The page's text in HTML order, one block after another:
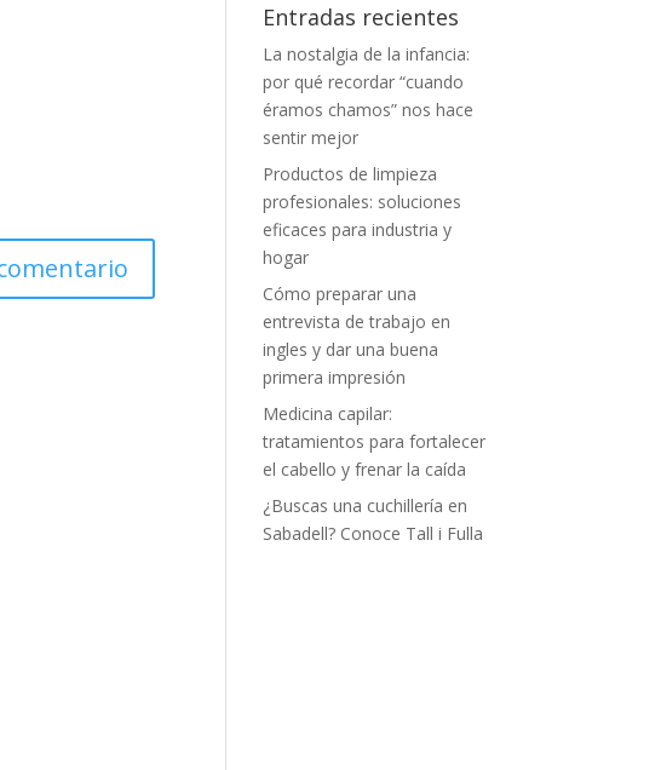
Entradas recientes
La nostalgia de la infancia:
por qué recordar “cuando
éramos chamos” nos hace
sentir mejor
Productos de limpieza
profesionales: soluciones
eficaces para industria y
hogar
Cómo preparar una
entrevista de trabajo en
ingles y dar una buena
primera impresión
Medicina capilar:
tratamientos para fortalecer
el cabello y frenar la caída
¿Buscas una cuchillería en
Sabadell? Conoce Tall i Fulla